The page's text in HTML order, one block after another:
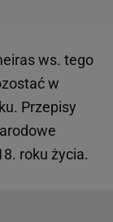
ws. tego
w
Przepisy
roku życia.